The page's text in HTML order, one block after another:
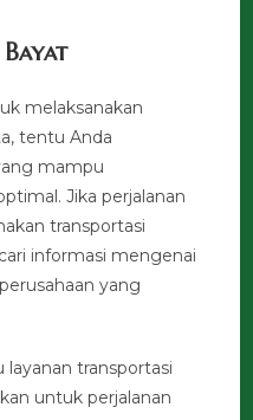
melaksanakan
tentu Anda
mampu
Jika perjalanan
transportasi
informasi mengenai
yang
layanan transportasi
untuk perjalanan